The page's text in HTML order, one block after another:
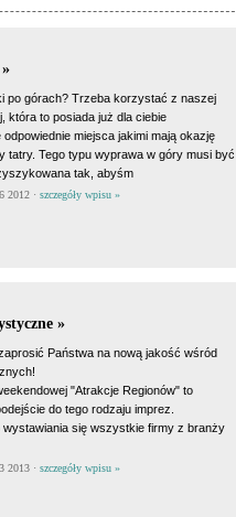
po górach? Trzeba korzystać z naszej
która to posiada już dla ciebie
miejsca jakimi mają okazję
tatry. Tego typu wyprawa w góry musi być
tak, abyśm
2012 · szczegóły wpisu »
»
Państwa na nową jakość wśród
"Atrakcje Regionów" to
do tego rodzaju imprez.
się wszystkie firmy z branży
2013 · szczegóły wpisu »